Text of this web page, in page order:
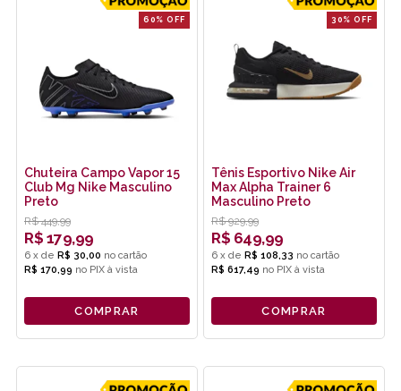
60% OFF
Chuteira Campo Vapor 15
Club Mg Nike Masculino
Preto
R$ 449,99
R$ 179,99
6 x de R$ 30,00
R$ 170,99 no PIX
COMPRAR
30% OFF
Tênis Esportivo Nike Air
Max Alpha Trainer 6
Masculino Preto
R$ 929,99
R$ 649,99
6 x de R$ 108,33
R$ 617,49 no PIX
COMPRAR